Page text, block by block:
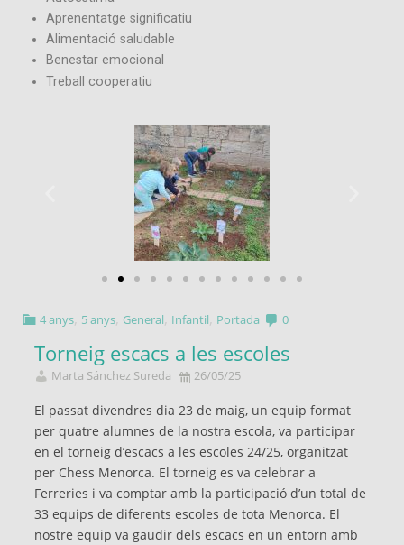
Aprenentatge significatiu
Alimentació saludable
Benestar emocional
Treball cooperatiu
4 anys 5 anys General Infantil Portada 0
Torneig escacs a les escoles
Marta Sánchez Sureda 26/05/25
El passat divendres dia 23 de maig, un equip format
per quatre alumnes de la nostra escola, va participar
en el torneig d’escacs a les escoles 24/25, organitzat
per Chess Menorca. El torneig es va celebrar a
Ferreries i va comptar amb la participació d’un total de
33 equips de diferents escoles de tota Menorca. El
nostre equip va gaudir dels escacs en un entorn amb